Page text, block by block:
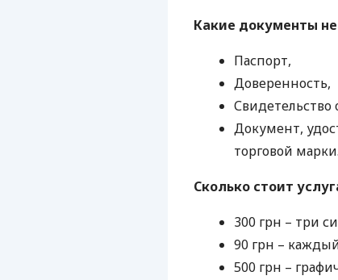
Какие документы
Паспорт,
Доверенность,
Свидетельство
Документ,
торговой марки.
Сколько стоит
300 грн – три
90 грн –
500 грн –